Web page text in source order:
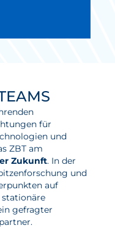
für
und
ZBT am
Zukunft. In der
und
auf
gefragter